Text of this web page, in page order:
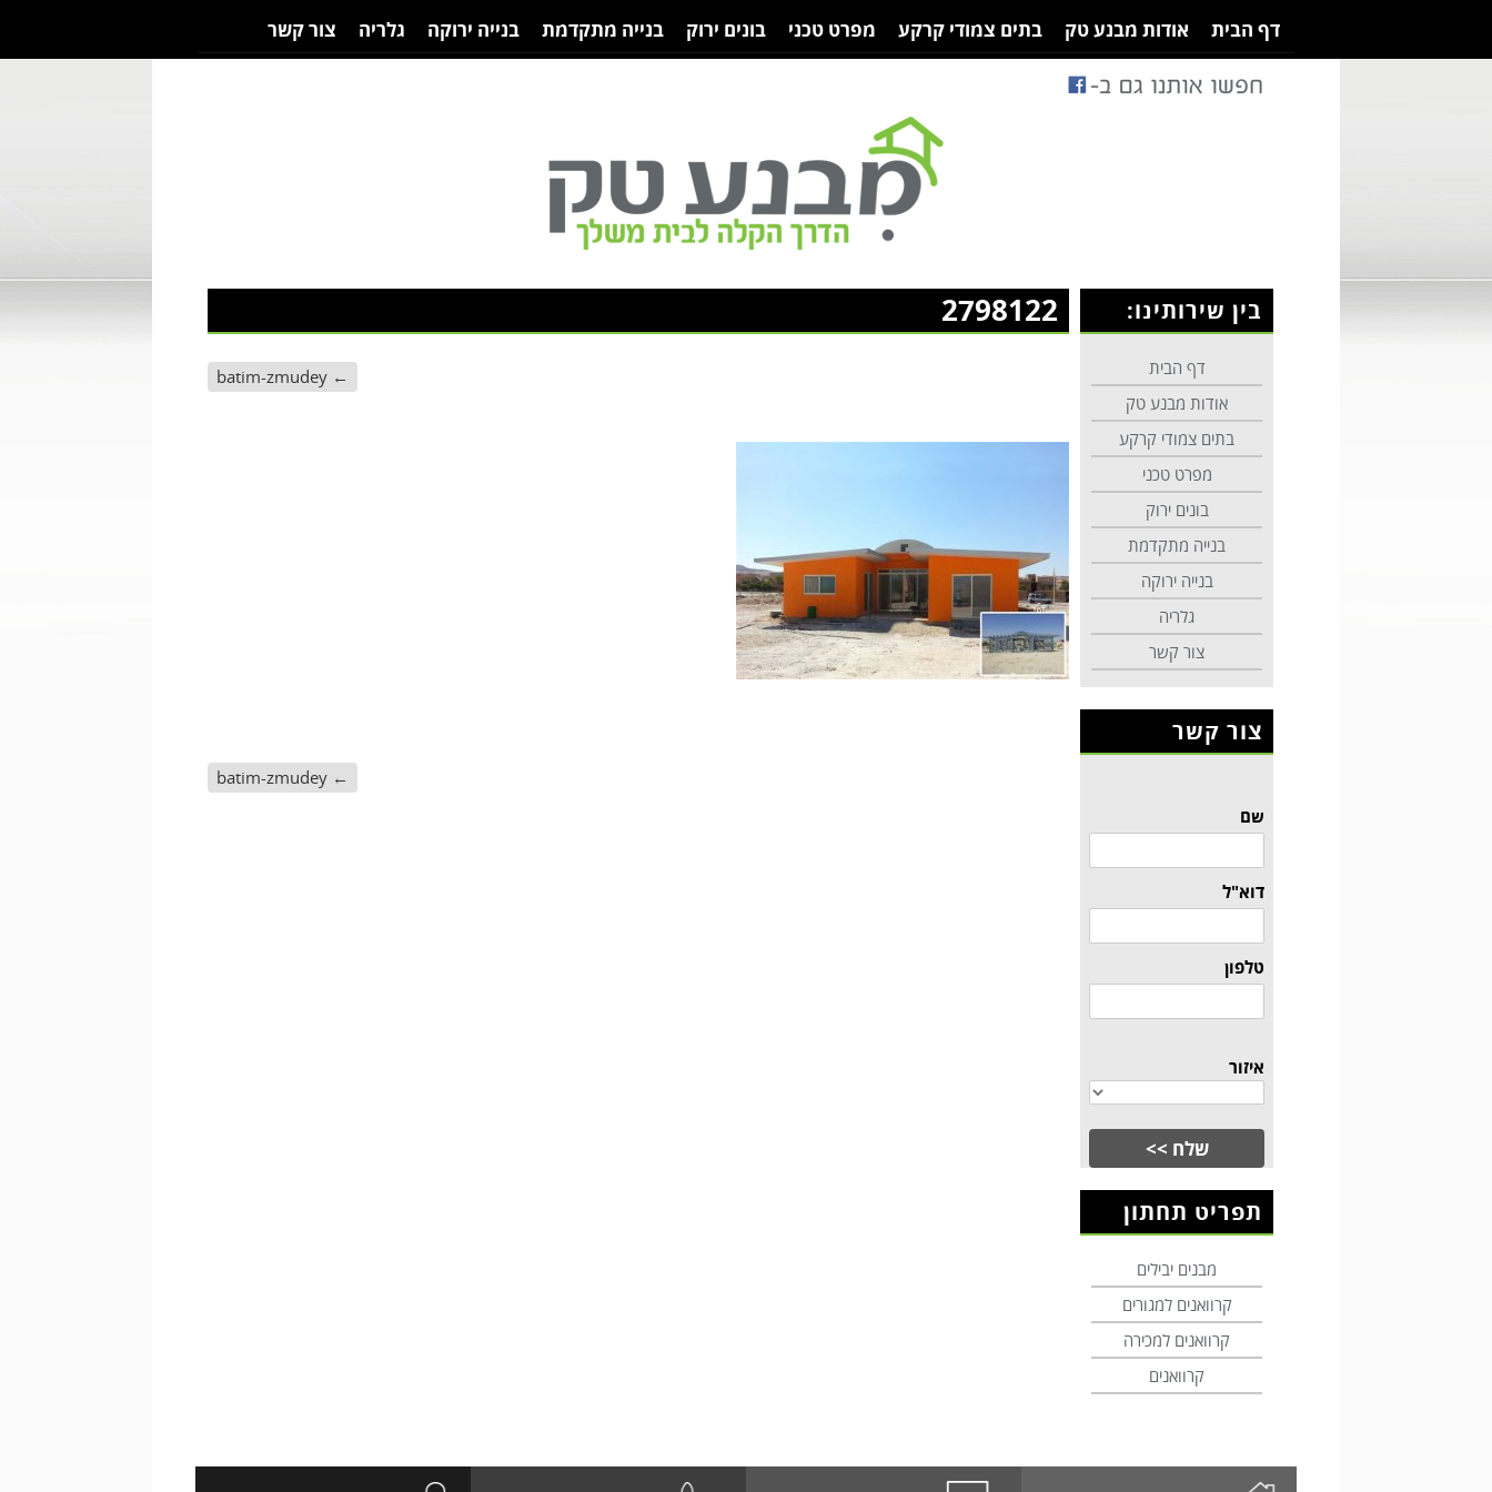
דף הבית אודות מבנע טק בתים צמודי קרקע מפרט טכני בונים ירוק בנייה מתקדמת בנייה ירוקה גלריה צור קשר
2798122
←
←
בין שירותינו:
דף הבית
אודות מבנע טק
בתים צמודי קרקע
מפרט טכני
בונים ירוק
בנייה מתקדמת
בנייה ירוקה
גלריה
צור קשר
צור קשר
שם
דוא"ל
טלפון
איזור
תפריט תחתון
מבנים יבילים
קרוואנים למגורים
קרוואנים למכירה
קרוואנים